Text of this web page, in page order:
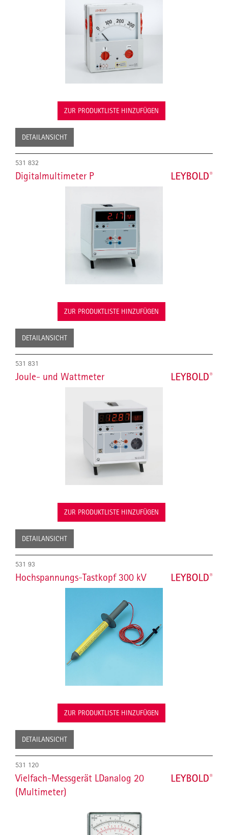
ZUR PRODUKTLISTE HINZUFÜGEN
DETAILANSICHT
531 832
Digitalmultimeter P
ZUR PRODUKTLISTE HINZUFÜGEN
DETAILANSICHT
531 831
Joule- und Wattmeter
ZUR PRODUKTLISTE HINZUFÜGEN
DETAILANSICHT
531 93
Hochspannungs-Tastkopf 300 kV
ZUR PRODUKTLISTE HINZUFÜGEN
DETAILANSICHT
531 120
Vielfach-Messgerät LDanalog 20
(Multimeter)